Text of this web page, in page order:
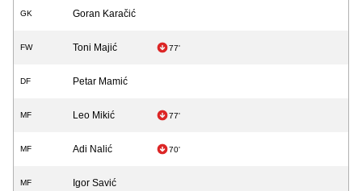
GK Goran Karačić
FW Toni Majić 77'
DF Petar Mamić
MF Leo Mikić 77'
MF Adi Nalić 70'
MF Igor Savić